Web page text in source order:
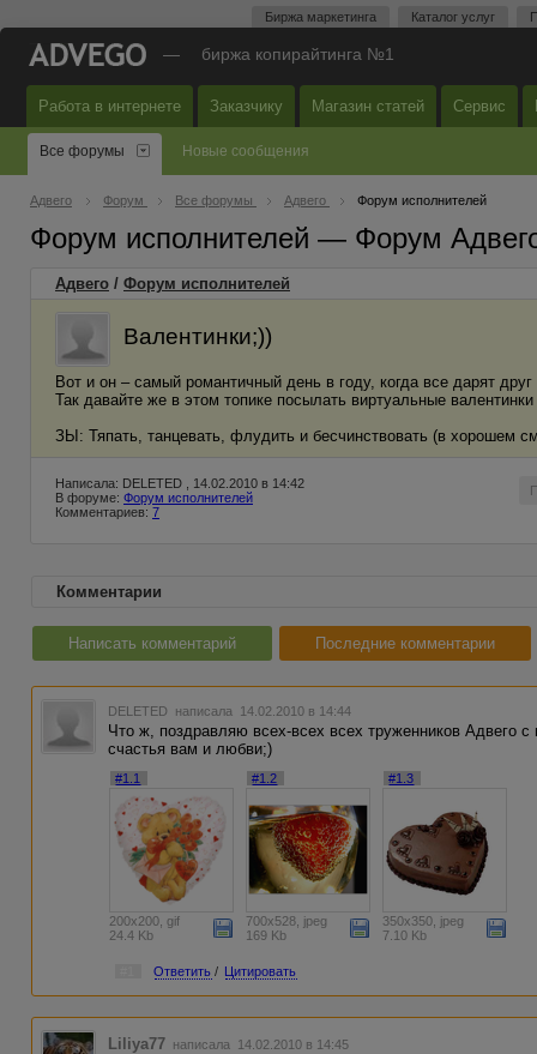
Биржа маркетинга Каталог услуг
— биржа копирайтинга №1
Работа в интернете Заказчику Магазин статей Сервис
Все форумы Новые сообщения
Адвего Форум Все форумы Адвего Форум исполнителей
Форум исполнителей — Форум
Адвего / Форум исполнителей
Валентинки;))
Вот и он – самый романтичный день в году, когда все дарят
Так давайте же в этом топике посылать виртуальные
ЗЫ: Тяпать, танцевать, флудить и бесчинствовать (в хорошем
Написала: DELETED , 14.02.2010 в 14:42
В форуме: Форум исполнителей
Комментариев: 7
Комментарии
Написать комментарий Последние комментарии
DELETED написала 14.02.2010 в 14:44
Что ж, поздравляю всех-всех всех труженников Адвего с
счастья вам и любви;)
#1.1
200x200, gif
24.4 Kb
#1.2
700x528, jpeg
169 Kb
#1.3
350x350, jpeg
7.10 Kb
Ответить / Цитировать
Liliya77 написала 14.02.2010 в 14:45